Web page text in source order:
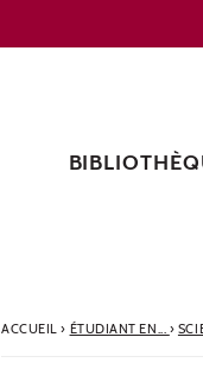
ACCUEIL› ÉTUDIANT EN... ›